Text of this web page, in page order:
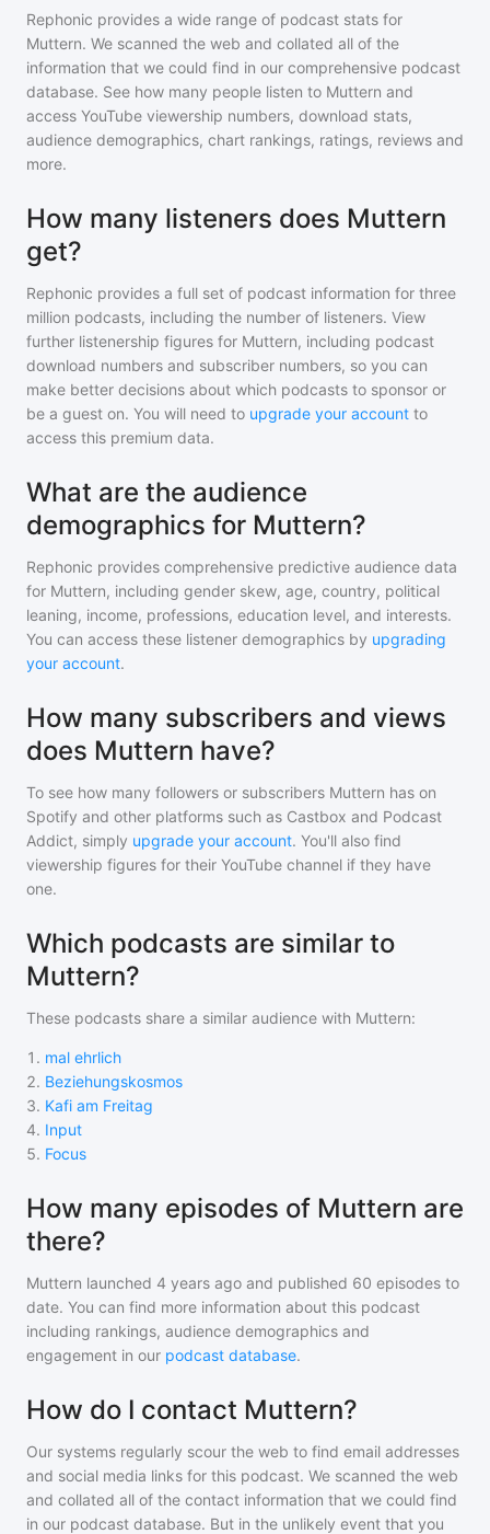
Rephonic provides a wide range of podcast stats for
Muttern. We scanned the web and collated all of the
information that we could find in our comprehensive podcast
database. See how many people listen to Muttern and
access YouTube viewership numbers, download stats,
audience demographics, chart rankings, ratings, reviews and
more.
How many listeners does Muttern
get?
Rephonic provides a full set of podcast information for three
million podcasts, including the number of listeners. View
further listenership figures for Muttern, including podcast
download numbers and subscriber numbers, so you can
make better decisions about which podcasts to sponsor or
be a guest on. You will need to upgrade your account to
access this premium data.
What are the audience
demographics for Muttern?
Rephonic provides comprehensive predictive audience data
for Muttern, including gender skew, age, country, political
leaning, income, professions, education level, and interests.
You can access these listener demographics by upgrading
your account.
How many subscribers and views
does Muttern have?
To see how many followers or subscribers Muttern has on
Spotify and other platforms such as Castbox and Podcast
Addict, simply upgrade your account. You'll also find
viewership figures for their YouTube channel if they have
one.
Which podcasts are similar to
Muttern?
These podcasts share a similar audience with Muttern:
1 . mal ehrlich
2. Beziehungskosmos
3. Kafi am Freitag
4. Input
5. Focus
How many episodes of Muttern are
there?
Muttern launched 4 years ago and published 60 episodes to
date. You can find more information about this podcast
including rankings, audience demographics and
engagement in our podcast database.
How do I contact Muttern?
Our systems regularly scour the web to find email addresses
and social media links for this podcast. We scanned the web
and collated all of the contact information that we could find
in our podcast database. But in the unlikely event that you